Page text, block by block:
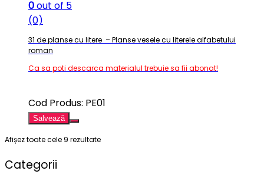
0out of 5
(0)
31 de planse cu litere – Planse vesele cu literele alfabetului
roman
Ca sa poti descarca materialul trebuie sa fii abonat!
Cod Produs: PE01
Salvează
Afișez toate cele 9 rezultate
Categorii